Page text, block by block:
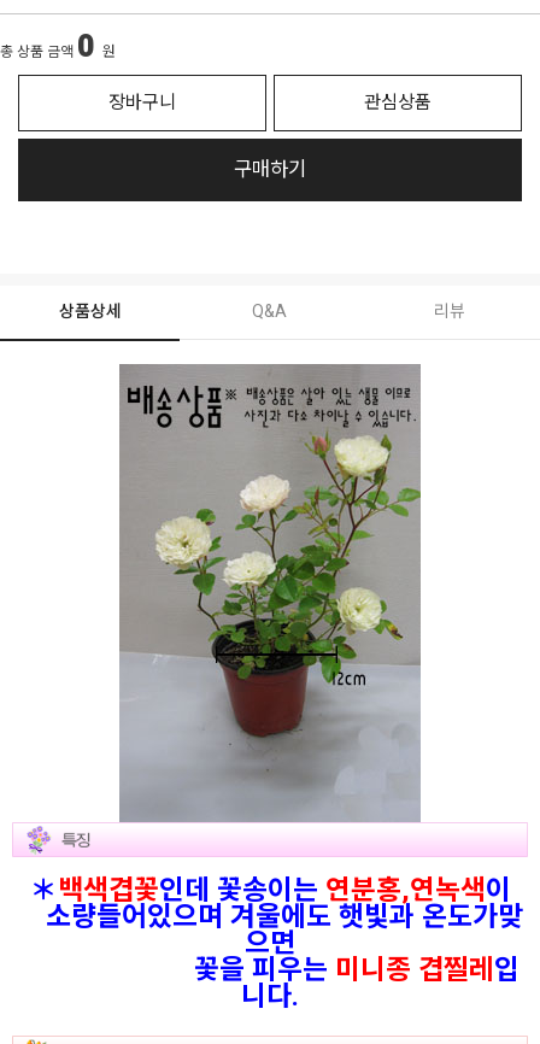
총 상품 금액 0 원
장바구니 관심상품
구매하기
상품상세 Q&A 리뷰
＊백색겹꽃인데 꽃송이는 연분홍,연녹색이
소량들어있으며 겨울에도 햇빛과 온도가맞
으면
꽃을 피우는 미니종 겹찔레입
니다.